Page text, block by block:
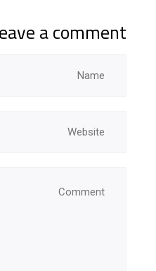
a comment